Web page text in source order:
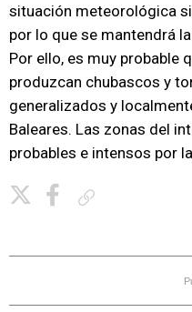
situación meteorológica
por lo que se mantendrá
Por ello, es muy probable
produzcan chubascos y
generalizados y
Baleares. Las zonas del
probables e intensos por